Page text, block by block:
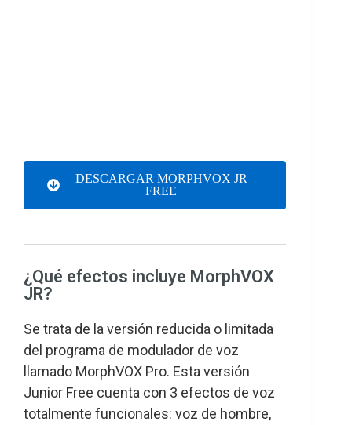
DESCARGAR MORPHVOX JR
FREE
¿Qué efectos incluye MorphVOX
JR?
Se trata de la versión reducida o limitada
del programa de modulador de voz
llamado MorphVOX Pro. Esta versión
Junior Free cuenta con 3 efectos de voz
totalmente funcionales: voz de hombre,